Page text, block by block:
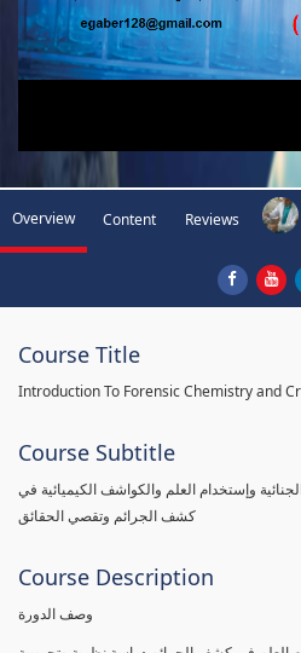
Overview Content Reviews
Course Title
Introduction To Forensic Chemistry and
Course Subtitle
وإستخدام العلم والكواشف الكيميائية في
كشف الجرائم وتقصي الحقائق
Course Description
وصف الدورة